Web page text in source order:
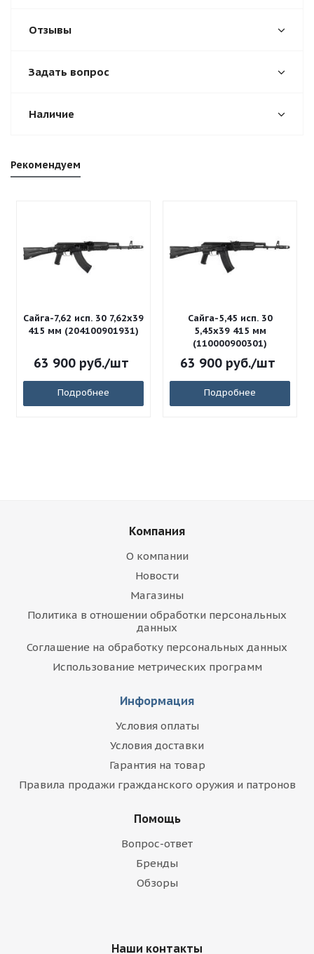
Отзывы
Задать вопрос
Наличие
Рекомендуем
Сайга-7,62 исп. 30 7,62x39
415 мм (204100901931)
63 900руб./шт
Подробнее
Сайга-5,45 исп. 30
5,45x39 415 мм
(110000900301)
63 900руб./шт
Подробнее
Компания
О компании
Новости
Магазины
Политика в отношении обработки персональных
данных
Соглашение на обработку персональных данных
Использование метрических программ
Информация
Условия оплаты
Условия доставки
Гарантия на товар
Правила продажи гражданского оружия и патронов
Помощь
Вопрос-ответ
Бренды
Обзоры
Наши контакты